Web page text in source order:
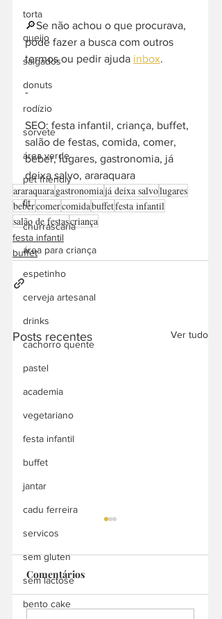
torta
queijo
salgados
donuts
rodízio
sorvete
área verde
pet friendly
fit
churrascaria
área para criança
espetinho
cerveja artesanal
drinks
cachorro quente
pastel
academia
vegetariano
festa infantil
buffet
jantar
cadu ferreira
servicos
sem gluten
sem lactose
bento cake
🔎Se não achou o que procurava,
pode fazer a busca com outros
termos ou pedir ajuda inbox.
-
SEO: festa infantil, criança, buffet,
salão de festas, comida, comer,
beber, lugares, gastronomia, já
deixa salvo, araraquara
araraquaragastronomiajá deixa salvolugares
bebercomercomidabuffetfesta infantil
salão de festascriança
festa infantil
buffet
Posts recentes Ver tudo
Miranda Silva
Comentários